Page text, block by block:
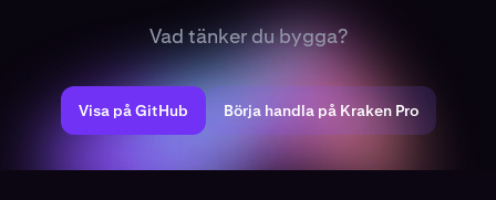
Vad tänker du bygga?
Visa på GitHub Börja handla på Kraken Pro